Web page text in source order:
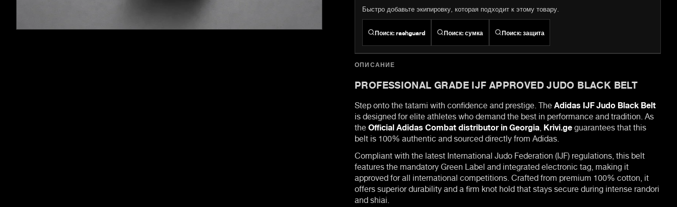
Быстро добавьте экипировку, которая подходит к этому товару.
Поиск:rashguard Поиск:сумка Поиск:защита
ОПИСАНИЕ
PROFESSIONAL GRADE IJF APPROVED JUDO BLACK BELT
Step onto the tatami with confidence and prestige. TheAdidas IJF Judo Black Belt
is designed for elite athletes who demand the best in performance and tradition. As
theOfficial Adidas Combat distributor in Georgia,Krivi.geguarantees that this
belt is 100% authentic and sourced directly from Adidas.
Compliant with the latest International Judo Federation (IJF) regulations, this belt
features the mandatory Green Label and integrated electronic tag, making it
approved for all international competitions. Crafted from premium 100% cotton, it
offers superior durability and a firm knot hold that stays secure during intense randori
and shiai.